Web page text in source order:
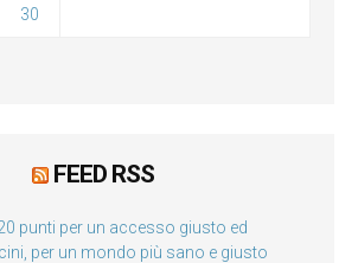
30
FEED RSS
punti per un accesso giusto ed
per un mondo più sano e giusto